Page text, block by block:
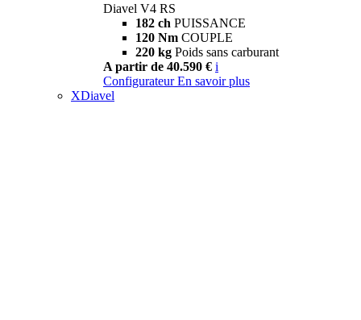
Diavel V4 RS
182 ch PUISSANCE
120 Nm COUPLE
220 kg Poids sans carburant
A partir de 40.590 € i
Configurateur En savoir plus
XDiavel